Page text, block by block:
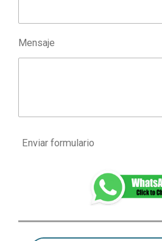
Mensaje
Enviar formulario